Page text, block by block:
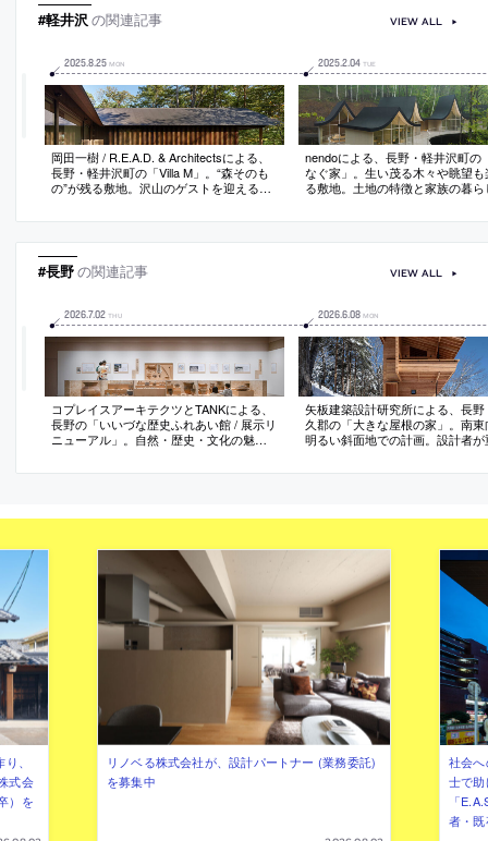
#軽井沢 の関連記事
2025.8.25 MON
岡田一樹 / R.E.A.D. & Architectsによる、
長野・軽井沢町の「Villa M」。“森そのも
の”が残る敷地。沢山のゲストを迎える別
確保できる“鍵ノ字状”に曲がる平面構成を
存木の樹皮の色を参照した外壁とする
2025.2.04 TUE
nendoによる、長野・軽井沢町の
なぐ家」。生い茂る木々や眺望も
る敷地。土地の特徴と家族の暮ら
させて“柔らかく繋ぐ”構成を考案
も感じられる住まい
VIEW ALL
#長野の関連記事
2026.7.02 THU
コプレイスアーキテクツとTANKによる、
長野の「いいづな歴史ふれあい館 / 展示リ
ニューアル」。自然・歴史・文化の魅力
的に歴史と向き合える在り方を求め、展
た意匠は世界観の共有も意図
2026.6.08 MON
矢板建築設計研究所による、長野
久郡の「大きな屋根の家」。南東
明るい斜面地での計画。設計者が
大開口を備えたリビングをバルコ
VIEW ALL
、
式会
）を
リノベる株式会社が、設計パートナー (業務委託)
を募集中
社会
士で
「
者・